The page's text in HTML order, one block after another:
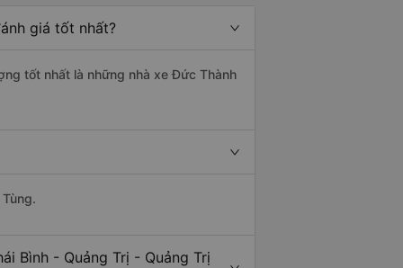
giá tốt nhất?
tốt nhất là những nhà xe Đức Thành
Bình - Quảng Trị - Quảng Trị